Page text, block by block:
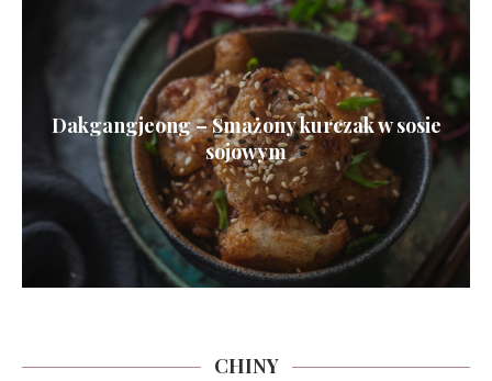
Dakgangjeong – Smażony kurczak w sosie
sojowym
CHINY